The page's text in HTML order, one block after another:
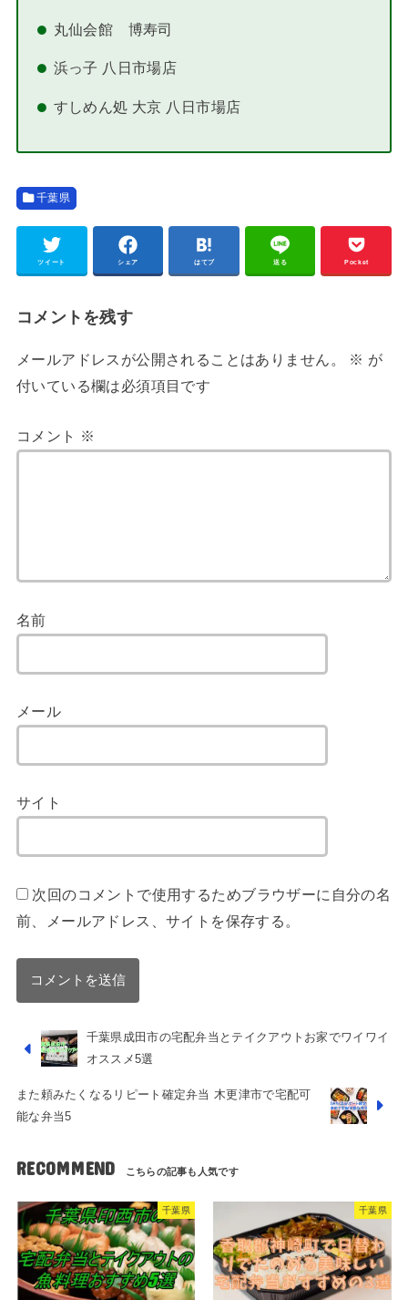
丸仙会館 博寿司
浜っ子 八日市場店
すしめん処 大京 八日市場店
千葉県
ツイート シェア はてブ 送る Pocket
コメントを残す
メールアドレスが公開されることはありません。 ※ が
付いている欄は必須項目です
コメント ※
名前
メール
サイト
次回のコメントで使用するためブラウザーに自分の名
前、メールアドレス、サイトを保存する。
千葉県成田市の宅配弁当とテイクアウトお家でワイワイ
オススメ5選
また頼みたくなるリピート確定弁当 木更津市で宅配可
能な弁当5
RECOMMEND
千葉県 千葉県